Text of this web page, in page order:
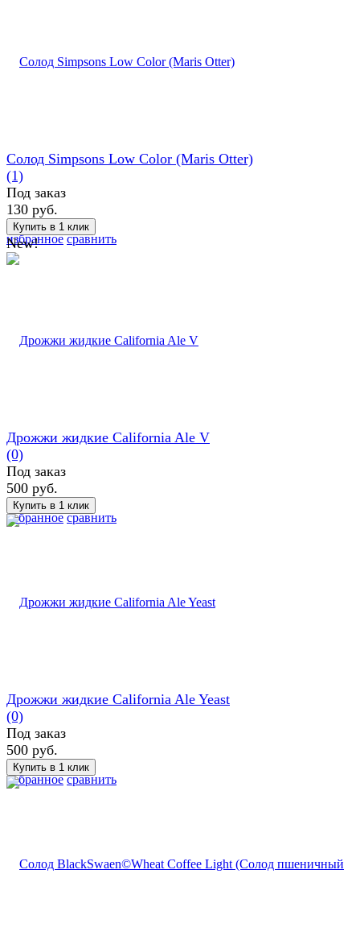
избранное сравнить
Солод Simpsons Low Color (Maris Otter)
(1)
Под заказ
130 руб.
New!
избранное сравнить
Дрожжи жидкие California Ale V
(0)
Под заказ
500 руб.
избранное сравнить
Дрожжи жидкие California Ale Yeast
(0)
Под заказ
500 руб.